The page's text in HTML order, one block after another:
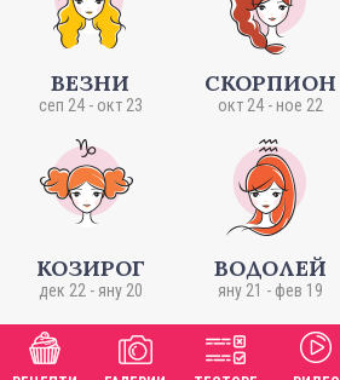
ВЕЗНИ
сеп 24 - окт 23
СКОРПИОН
окт 24 - ное 22
КОЗИРОГ
дек 22 - яну 20
ВОДОЛЕЙ
яну 21 - фев 19